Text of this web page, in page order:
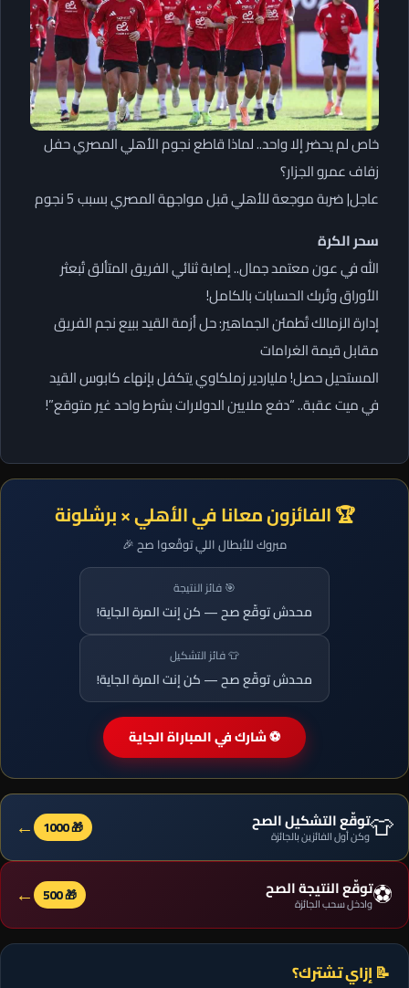
خاص لم يحضر إلا واحد.. لماذا قاطع نجوم الأهلي المصري حفل
زفاف عمرو الجزار؟
عاجل| ضربة موجعة للأهلي قبل مواجهة المصري بسبب 5 نجوم
سحر الكرة
الله في عون معتمد جمال.. إصابة ثنائي الفريق المتألق تُبعثر
الأوراق وتُربك الحسابات بالكامل!
إدارة الزمالك تُطمئن الجماهير: حل أزمة القيد ببيع نجم الفريق
مقابل قيمة الغرامات
المستحيل حصل! ملياردير زملكاوي يتكفل بإنهاء كابوس القيد
في ميت عقبة.. “دفع ملايين الدولارات بشرط واحد غير متوقع”!
🏆 الفائزون معانا في الأهلي × برشلونة
مبروك للأبطال اللي توقّعوا صح 🎉
🎯 فائز النتيجة
محدش توقّع صح — كن إنت المرة الجاية!
👕 فائز التشكيل
محدش توقّع صح — كن إنت المرة الجاية!
⚽ شارك في المباراة الجاية
👕توقّع التشكيل الصح
وكن أول الفائزين بالجائزة 🎁 1000
←
⚽توقّع النتيجة الصح
وادخل سحب الجائزة 🎁 500
←
📝 إزاي تشترك؟